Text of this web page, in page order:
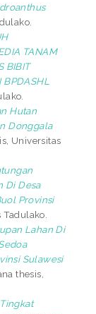
TANAM
BIBIT
BPDASHL
Hutan
Donggala
Universitas
Di Desa
Provinsi
Lahan Di
Sulawesi
thesis,